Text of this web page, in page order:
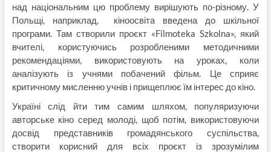
над національним цю проблему вирішують по-різному. У
Польщі, наприклад, кіноосвіта введена до шкільної
програми. Там створили проєкт «Filmoteka Szkolna», який
вчителі, користуючись розробленими методичними
рекомендаціями, використовують на уроках, коли
аналізують із учнями побачений фільм. Це сприяє
критичному мисленню учнів і прищеплює їм інтерес до кіно.
Україні слід йти тим самим шляхом, популяризуючи
авторське кіно серед молоді, щоб потім, використовуючи
досвід представників громадянського суспільства,
створити корисний для всіх проєкт із зрозумілим